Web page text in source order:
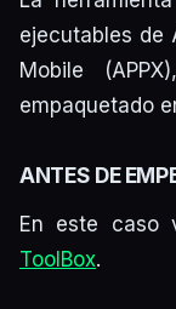
ejecutables de
Mobile
empaquetado
ANTES DE
En este caso
ToolBox.